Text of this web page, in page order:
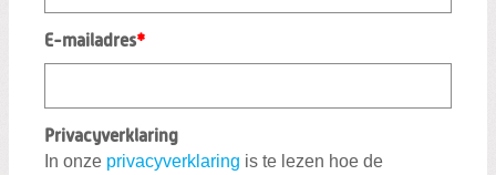
E-mailadres*
Privacyverklaring
In onze privacyverklaring is te lezen hoe de